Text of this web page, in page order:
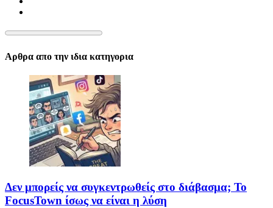
Αρθρα απο την ιδια κατηγορια
Δεν μπορείς να συγκεντρωθείς στο διάβασμα; Το
FocusTown ίσως να είναι η λύση